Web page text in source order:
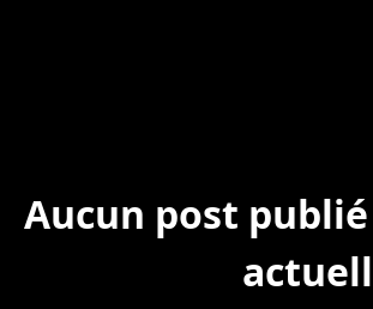
Aucun post